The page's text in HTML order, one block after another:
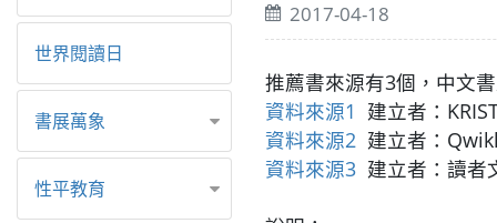
世界閱讀日
書展萬象
性平教育
2017-04-18
推薦書來源有3個，中文
資料來源1 建立者
資料來源2 建立者
資料來源3 建立者